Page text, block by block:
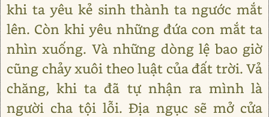
khi ta yêu kẻ sinh thành ta ngước mắt
lên. Còn khi yêu những đứa con mắt ta
nhìn xuống. Và những dòng lệ bao giờ
cũng chảy xuôi theo luật của đất trời. Vả
chăng, khi ta đã tự nhận ra mình là
người cha tội lỗi. Địa ngục sẽ mở cửa